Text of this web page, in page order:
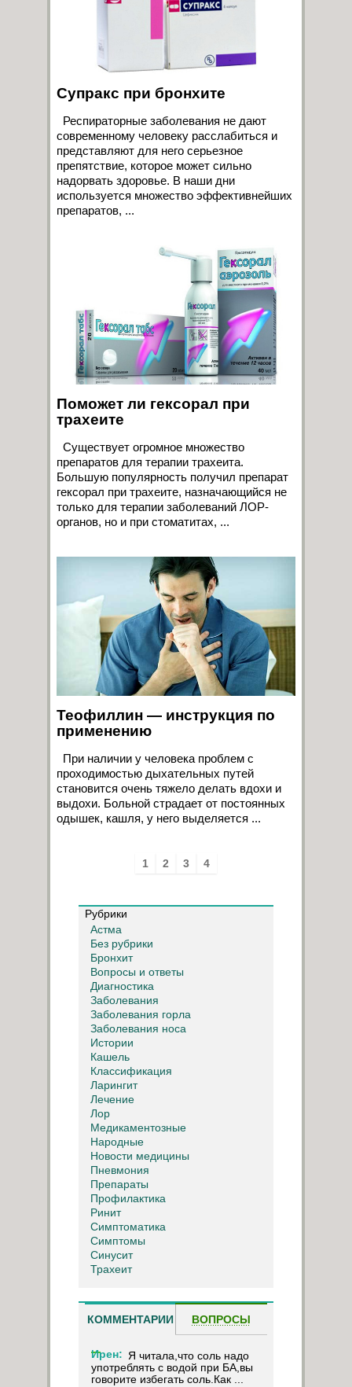
Супракс при бронхите
Респираторные заболевания не дают
современному человеку расслабиться и
представляют для него серьезное
препятствие, которое может сильно
надорвать здоровье. В наши дни
используется множество эффективнейших
препаратов, ...
Поможет ли гексорал при
трахеите
Существует огромное множество
препаратов для терапии трахеита.
Большую популярность получил препарат
гексорал при трахеите, назначающийся не
только для терапии заболеваний ЛОР-
органов, но и при стоматитах, ...
Теофиллин — инструкция по
применению
При наличии у человека проблем с
проходимостью дыхательных путей
становится очень тяжело делать вдохи и
выдохи. Больной страдает от постоянных
одышек, кашля, у него выделяется ...
1 2 3 4
Рубрики
Астма
Без рубрики
Бронхит
Вопросы и ответы
Диагностика
Заболевания
Заболевания горла
Заболевания носа
Истории
Кашель
Классификация
Ларингит
Лечение
Лор
Медикаментозные
Народные
Новости медицины
Пневмония
Препараты
Профилактика
Ринит
Симптоматика
Симптомы
Синусит
Трахеит
КОММЕНТАРИИ ВОПРОСЫ
Ирен: Я читала,что соль надо
употреблять с водой при БА,вы
говорите избегать соль.Как ...